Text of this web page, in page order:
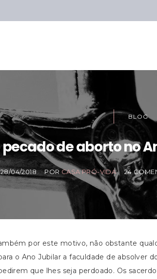
BLOG
de aborto no
28/04/2018 POR CASA PRÓ-VIDA 24
por este motivo, não obstante
o Ano Jubilar a faculdade de absolver
que lhes seja perdoado. Os